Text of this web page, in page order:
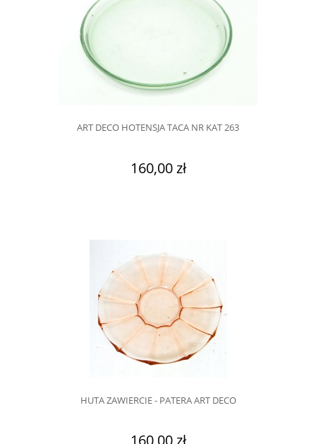
ART DECO HOTENSJA TACA NR KAT 263
160,00 zł
HUTA ZAWIERCIE - PATERA ART DECO
160,00 zł